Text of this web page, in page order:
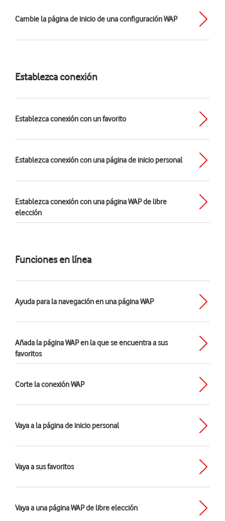
Cambie la página de inicio de una configuración WAP
Establezca conexión
Establezca conexión con un favorito
Establezca conexión con una página de inicio personal
Establezca conexión con una página WAP de libre
elección
Funciones en línea
Ayuda para la navegación en una página WAP
Añada la página WAP en la que se encuentra a sus
favoritos
Corte la conexión WAP
Vaya a la página de inicio personal
Vaya a sus favoritos
Vaya a una página WAP de libre elección